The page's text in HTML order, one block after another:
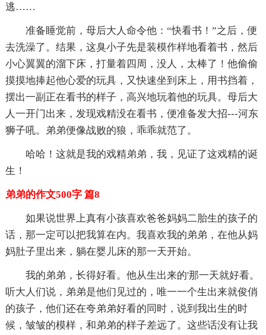
逃……
准备睡觉前，母后大人命令他：“快看书！”之后，便
去洗澡了。结果，这臭小子先是装模作样地看着书，然后
小心翼翼的溜下床，打量着四周，没人，太棒了！他偷偷
摸摸地捧起他心爱的玩具，又快速坐到床上，用书挡着，
摆出一副正在看书的样子，高兴地玩着他的玩具。母后大
人一开门出来，发现戏精没在看书，便准备发大招---河东
狮子吼。弟弟便像战败的狼，乖乖就范了。
哈哈！这就是我的戏精弟弟，我，见证了这戏精的诞
生！
弟弟的作文500字 篇8
如果说世界上真有小孩喜欢爸爸妈妈二胎生的孩子的
话，那一定可以把我算在内。我喜欢我的弟弟，在他从妈
妈肚子里出来，躺在婴儿床的那一天开始。
我的弟弟，长得好看。他从生出来的'那一天就好看。
听大人们说，弟弟是他们见过的，唯一一个生出来就俊俏
的孩子，他们还在夸弟弟好看的同时，说到我出生的时
候，皱皱的模样，和弟弟的样子差远了。这些话没有让我